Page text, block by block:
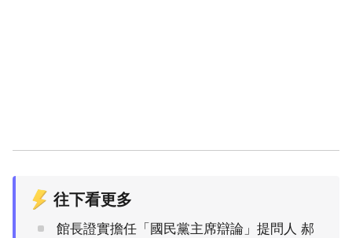
往下看更多
館長證實擔任「國民黨主席辯論」提問人 郝